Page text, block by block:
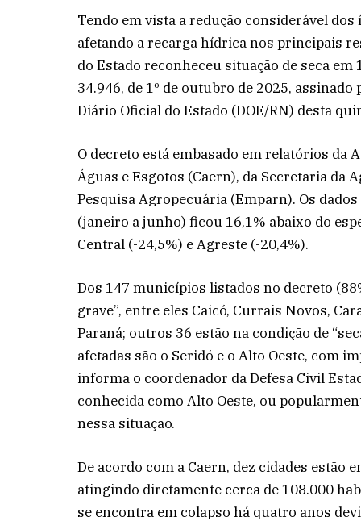
Tendo em vista a redução considerável
afetando a recarga hídrica nos principais
do Estado reconheceu situação de seca
34.946, de 1º de outubro de 2025,
Diário Oficial do Estado (DOE/RN) desta
O decreto está embasado em relatórios da
Águas e Esgotos (Caern), da Secretaria da
Pesquisa Agropecuária (Emparn). Os
(janeiro a junho) ficou 16,1% abaixo do
Central (-24,5%) e Agreste (-20,4%).
Dos 147 municípios listados no decreto
grave”, entre eles Caicó, Currais Novos,
Paraná; outros 36 estão na condição de
afetadas são o Seridó e o Alto Oeste, com
informa o coordenador da Defesa Civil
conhecida como Alto Oeste, ou
nessa situação.
De acordo com a Caern, dez cidades estão
atingindo diretamente cerca de 108.000
se encontra em colapso há quatro anos